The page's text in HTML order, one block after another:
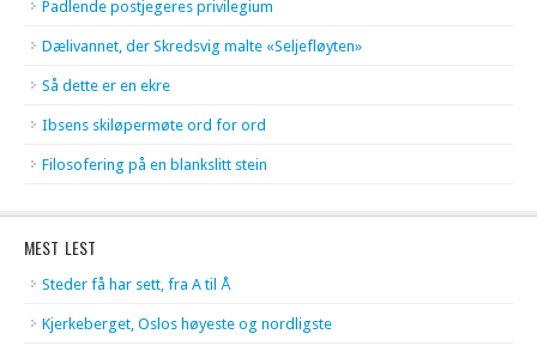
Padlende postjegeres privilegium
Dælivannet, der Skredsvig malte «Seljefløyten»
Så dette er en ekre
Ibsens skiløpermøte ord for ord
Filosofering på en blankslitt stein
MEST LEST
Steder få har sett, fra A til Å
Kjerkeberget, Oslos høyeste og nordligste